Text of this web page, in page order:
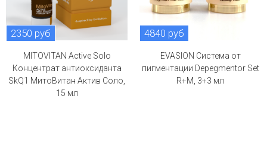
2350 руб
MITOVITAN Active Solo
Концентрат антиоксиданта
SkQ1 МитоВитан Актив Соло,
15 мл
4840 руб
EVASION Система от
пигментации Depegmentor Set
R+M, 3+3 мл